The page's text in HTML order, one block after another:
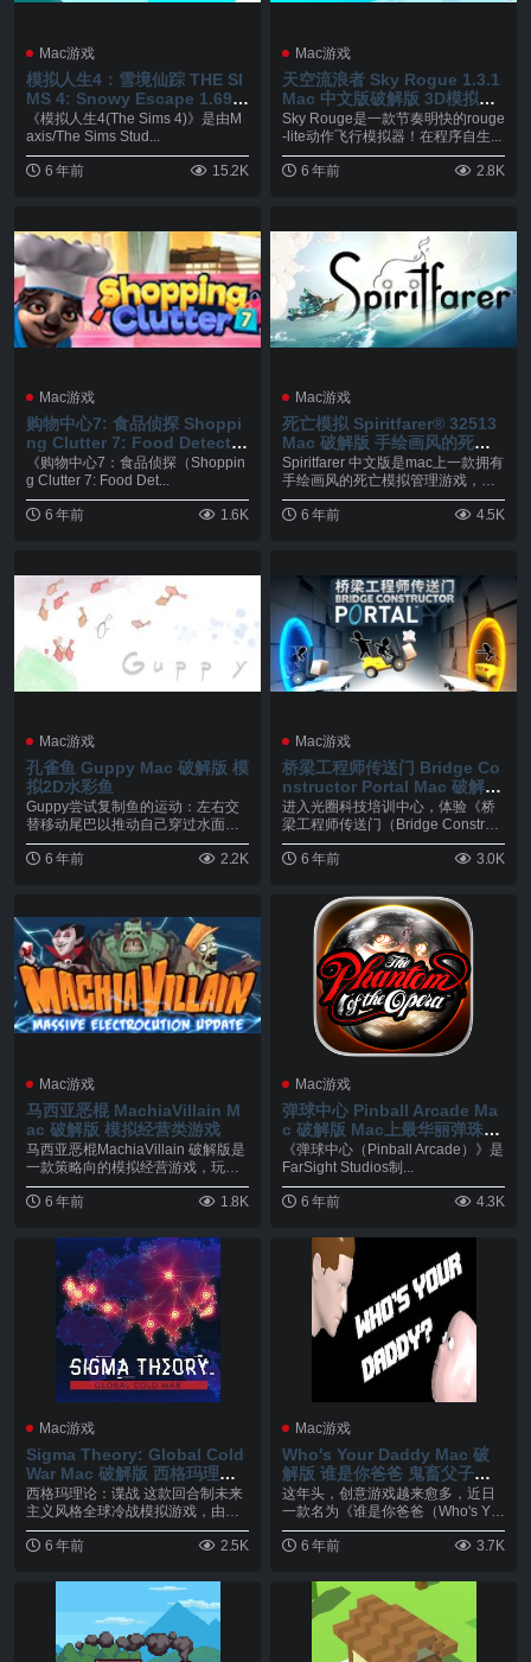
Mac游戏
模拟人生4：雪境仙踪 THE SI
MS 4: Snowy Escape 1.69.5
7.1020 Mac 中文破解版 All D
LC
《模拟人生4(The Sims 4)》是由M
axis/The Sims Stud...
6 年前 15.2K
Mac游戏
天空流浪者 Sky Rogue 1.3.1
Mac 中文版破解版 3D模拟空
战游戏
Sky Rouge是一款节奏明快的rouge
-lite动作飞行模拟器！在程序自生...
6 年前 2.8K
Mac游戏
购物中心7: 食品侦探 Shoppi
ng Clutter 7: Food Detectiv
es 1.0.0 Mac 破解版 家庭餐
厅模拟经营类游戏
《购物中心7：食品侦探（Shoppin
g Clutter 7: Food Det...
6 年前 1.6K
Mac游戏
死亡模拟 Spiritfarer® 32513
Mac 破解版 手绘画风的死亡
模拟管理游戏
Spiritfarer 中文版是mac上一款拥有
手绘画风的死亡模拟管理游戏，游
戏...
6 年前
4.5K
Mac游戏
孔雀鱼 Guppy Mac 破解版 模
拟2D水彩鱼
Guppy尝试复制鱼的运动：左右交
替移动尾巴以推动自己穿过水面。
躲在睡莲的树荫...
6 年前
2.2K
Mac游戏
桥梁工程师传送门 Bridge Co
nstructor Portal Mac 破解版
建设类休闲游戏
进入光圈科技培训中心，体验《桥
梁工程师传送门（Bridge Construct
o...
6 年前
3.0K
Mac游戏
马西亚恶棍 MachiaVillain M
ac 破解版 模拟经营类游戏
马西亚恶棍MachiaVillain 破解版是
一款策略向的模拟经营游戏，玩家
所在...
6 年前
1.8K
Mac游戏
弹球中心 Pinball Arcade Ma
c 破解版 Mac上最华丽弹珠游
戏
《弹球中心（Pinball Arcade）》是
FarSight Studios制...
6 年前 4.3K
Mac游戏
Sigma Theory: Global Cold
War Mac 破解版 西格玛理论:
谍战 回合制模拟游戏
西格玛理论：谍战 这款回合制未来
主义风格全球冷战模拟游戏，由获
奖作品《异星迷航》...
6 年前
2.5K
Mac游戏
Who's Your Daddy Mac 破
解版 谁是你爸爸 鬼畜父子上
演生死大战
这年头，创意游戏越来愈多，近日
一款名为《谁是你爸爸（Who's Yo
ur Dad...
6 年前
3.7K